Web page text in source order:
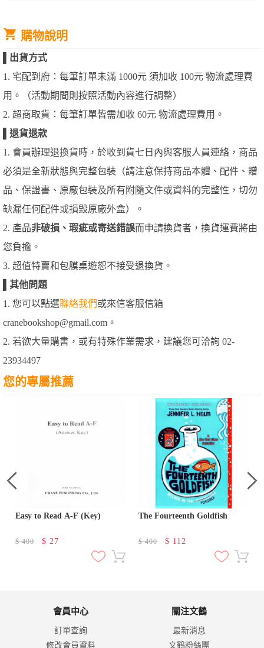
購物說明
出貨方式
1. 宅配到府：每筆訂單未滿 1000元 須加收 100元 物流處理費
用。（活動期間則按照活動內容進行調整）
2. 超商取貨：每筆訂單皆需加收 60元 物流處理費用。
退貨退款
1. 會員辦理退換貨時，於收到貨七日內與客服人員連絡，商品
必須是全新狀態與完整包裝（請注意保持商品本體、配件、贈
品、保證書、原廠包裝及所有附隨文件或資料的完整性，切勿
缺漏任何配件或損毀原廠外盒）。
2. 產品非破損、瑕疵或寄送錯誤而申請換貨者，換貨運費將由
您負擔。
3. 超值特賣和包膜桌遊恕不接受退換貨。
其他問題
1. 您可以點選聯絡我們或來信客服信箱
cranebookshop@gmail.com。
2. 若欲大量購書，或有特殊作業需求，建議您可洽詢 02-
23934497
您的專屬推薦
Easy to Read A-F (Key)
$400 $ 27
The Fourteenth Goldfish
$400 $ 112
會員中心
訂單查詢
修改會員資料
關注文鶴
最新消息
文鶴粉絲團